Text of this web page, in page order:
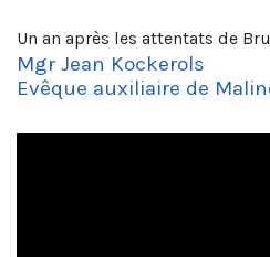
Un an après les attentats de
Mgr Jean Kockerols
Evêque auxiliaire de